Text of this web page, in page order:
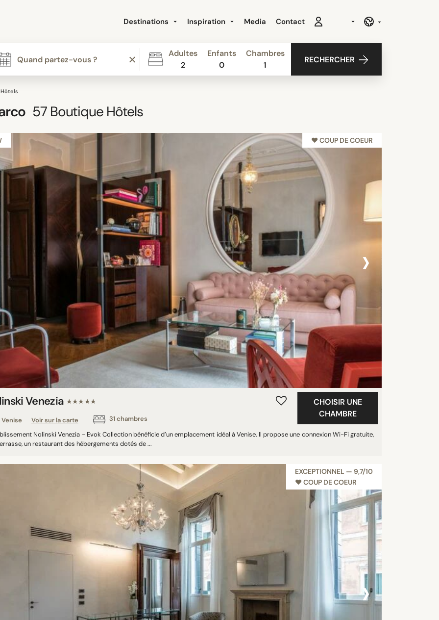
Destinations Inspiration Media Contact
Adultes
2
Enfants
0
Chambres
1
RECHERCHER
57Boutique Hôtels
♥︎ COUP DE COEUR
›
Venezia ★★★★★
Venise Voir sur la carte 31 chambres
CHOISIR UNE
CHAMBRE
Nolinski Venezia - Evok Collection bénéficie d’un emplacement idéal à Venise. Il propose une connexion Wi-Fi gratuite,
un restaurant des hébergements dotés de ...
EXCEPTIONNEL — 9,7/10
♥︎ COUP DE COEUR
›